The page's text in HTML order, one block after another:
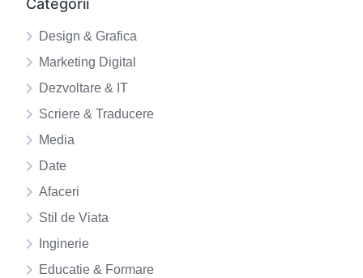
Categorii
Design & Grafica
Marketing Digital
Dezvoltare & IT
Scriere & Traducere
Media
Date
Afaceri
Stil de Viata
Inginerie
Educatie & Formare